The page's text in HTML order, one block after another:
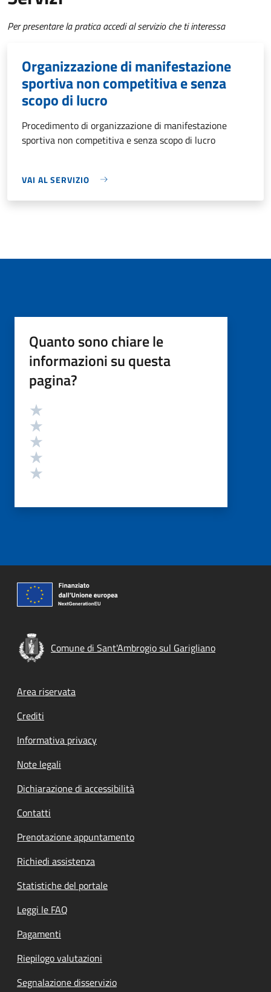
Per presentare la pratica accedi al servizio che ti interessa
Organizzazione di manifestazione
sportiva non competitiva e senza
scopo di lucro
Procedimento di organizzazione di manifestazione
sportiva non competitiva e senza scopo di lucro
VAI AL SERVIZIO
Quanto sono chiare le
informazioni su questa
pagina?
Valutazione
Comune di Sant'Ambrogio sul Garigliano
Footer menu
Area riservata
Crediti
Informativa privacy
Note legali
Dichiarazione di accessibilità
Contatti
Prenotazione appuntamento
Richiedi assistenza
Statistiche del portale
Leggi le FAQ
Pagamenti
Riepilogo valutazioni
Segnalazione disservizio